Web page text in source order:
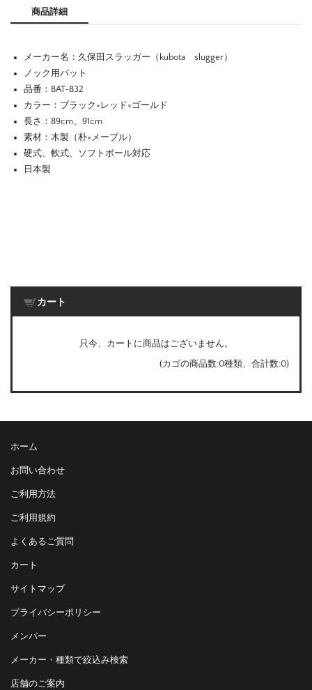
商品詳細
メーカー名：久保田スラッガー（kubota slugger）
ノック用バット
品番：BAT-832
カラー：ブラック×レッド×ゴールド
長さ：89cm、91cm
素材：木製（朴×メープル）
硬式、軟式、ソフトボール対応
日本製
カート
只今、カートに商品はございません。
(カゴの商品数:0種類、合計数:0)
ホーム
お問い合わせ
ご利用方法
ご利用規約
よくあるご質問
カート
サイトマップ
プライバシーポリシー
メンバー
メーカー・種類で絞込み検索
店舗のご案内